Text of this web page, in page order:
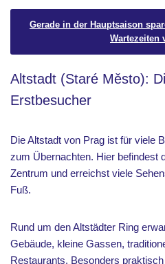
Gerade in der Hauptsaison
Wartezeiten
Altstadt (Staré Město):
Erstbesucher
Die Altstadt von Prag ist für viele
zum Übernachten. Hier befindest
Zentrum und erreichst viele
Fuß.
Rund um den Altstädter Ring
Gebäude, kleine Gassen,
Restaurants. Besonders